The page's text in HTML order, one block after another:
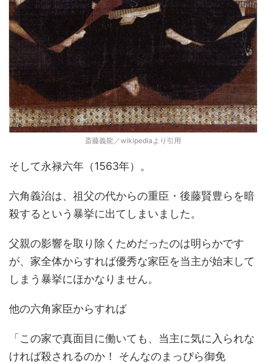
斎藤義龍／wikipediaより引用
そして永禄六年（1563年）。
六角義治は、祖父の代からの重臣・後藤賢豊らを暗
殺するという暴挙に出てしまいました。
父親の影響を取り除くためだったのは明らかです
が、家全体からすれば優秀な家臣を当主が始末して
しまう暴挙にほかなりません。
他の六角家臣からすれば
「この家で真面目に働いても、当主に気に入られな
ければ殺されるのか！ そんなのまっぴら御免